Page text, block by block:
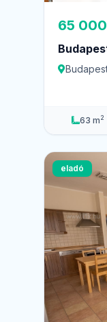
65
63 m2
eladó